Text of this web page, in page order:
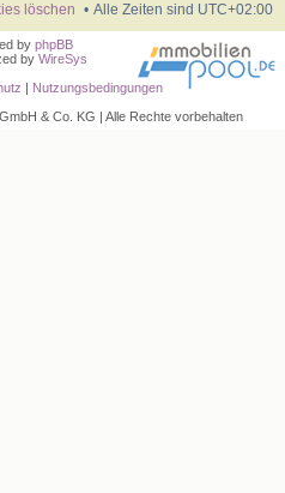
Alle Zeiten sind UTC+02:00
löschen
by phpBB
by WireSys
Nutzungsbedingungen
& Co. KG | Alle Rechte vorbehalten